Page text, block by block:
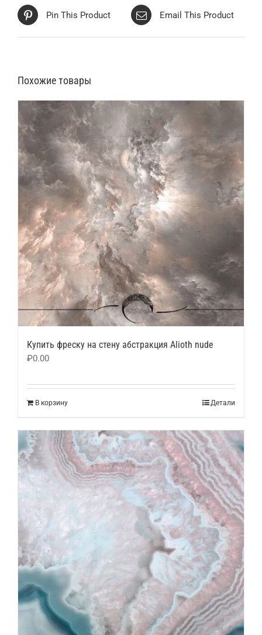
Pin This Product Email This Product
Похожие товары
Купить фреску на стену абстракция Alioth nude
₽0.00
В корзину Детали